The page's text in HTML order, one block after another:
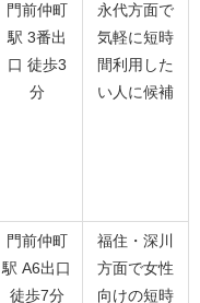
門前仲町
駅 3番出
口 徒歩3
分
永代方面で
気軽に短時
間利用した
い人に候補
門前仲町
駅 A6出口
徒歩7分
福住・深川
方面で女性
向けの短時